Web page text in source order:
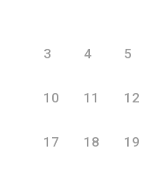
3 4 5
10 11 12
17 18 19